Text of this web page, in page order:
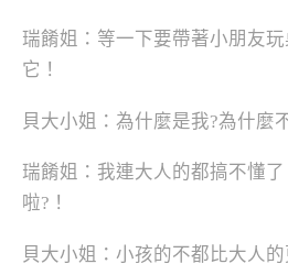
瑞餚姐：等一下要帶著小朋友
它！
貝大小姐：為什麼是我?為什麼
瑞餚姐：我連大人的都搞不懂
啦?！
貝大小姐：小孩的不都比大人的